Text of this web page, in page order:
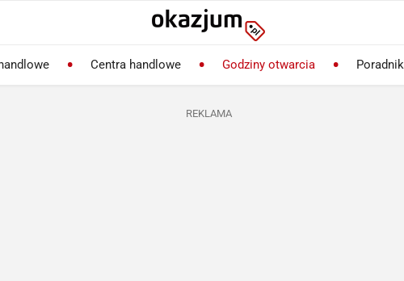
Centra handlowe Godziny otwarcia
REKLAMA